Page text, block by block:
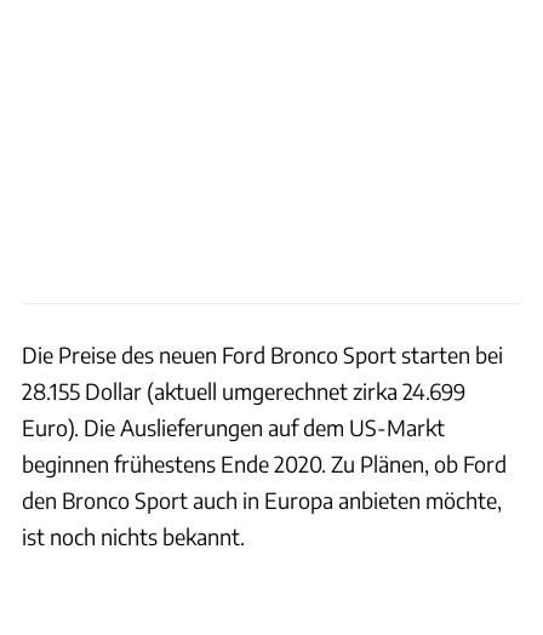
Die Preise des neuen Ford Bronco Sport starten bei
28.155 Dollar (aktuell umgerechnet zirka 24.699
Euro). Die Auslieferungen auf dem US-Markt
beginnen frühestens Ende 2020. Zu Plänen, ob Ford
den Bronco Sport auch in Europa anbieten möchte,
ist noch nichts bekannt.